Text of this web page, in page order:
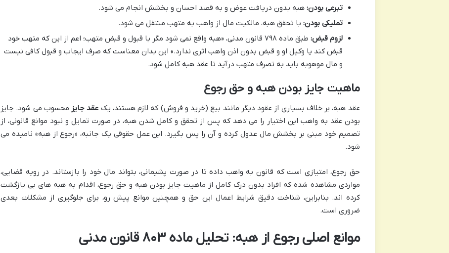
تبرعی بودن: هبه بدون دریافت عوض و به قصد احسان و بخشش انجام می شود.
تملیکی بودن: با تحقق هبه، مالکیت مال از واهب به متهب منتقل می شود.
لزوم قبض:
طبق ماده ۷۹۸ قانون مدنی، «هبه واقع نمی شود مگر با قبول و قبض متهب؛ اعم از این که متهب خود
قبض کند یا وکیل او و قبض بدون اذن واهب اثری ندارد.» این بدان معناست که صرف ایجاب و قبول کافی نیست
و مال موهوبه باید به تصرف متهب درآید تا عقد هبه کامل شود.
ماهیت جایز بودن هبه و حق رجوع
عقد هبه، بر خلاف بسیاری از عقود دیگر مانند بیع (خرید و فروش) که لازم هستند، یک عقد جایز محسوب می شود. جایز
بودن عقد به واهب این اختیار را می دهد که پس از تحقق و کامل شدن هبه، در صورت تمایل و نبود موانع قانونی، از
تصمیم خود مبنی بر بخشش مال عدول کرده و آن را پس بگیرد. این عمل حقوقی یک جانبه، «رجوع از هبه» نامیده می
شود.
حق رجوع، امتیازی است که قانون به واهب داده تا در صورت پشیمانی، بتواند مال خود را بازستاند. در رویه قضایی،
مواردی مشاهده شده که افراد بدون درک کامل از ماهیت جایز بودن هبه و حق رجوع، اقدام به هبه های بی بازگشت
کرده اند. بنابراین، شناخت دقیق شرایط اعمال این حق و همچنین موانع پیش رو، برای جلوگیری از مشکلات بعدی
ضروری است.
موانع اصلی رجوع از هبه: تحلیل ماده ۸۰۳ قانون مدنی